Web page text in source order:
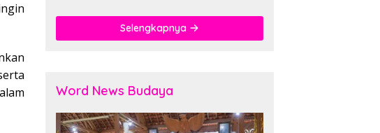
Kekerasan
Selengkapnya
Word News Budaya